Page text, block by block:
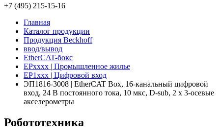
+7 (495) 215-15-16
Главная
Каталог продукции
Продукция Beckhoff
ввод/вывод
EtherCAT-бокс
EPxxxx | Промышленное жилье
EP1xxx | Цифровой вход
ЭП1816-3008 | EtherCAT Box, 16-канальный цифровой
вход, 24 В постоянного тока, 10 мкс, D-sub, 2 x 3-осевые
акселерометры
Робототехника